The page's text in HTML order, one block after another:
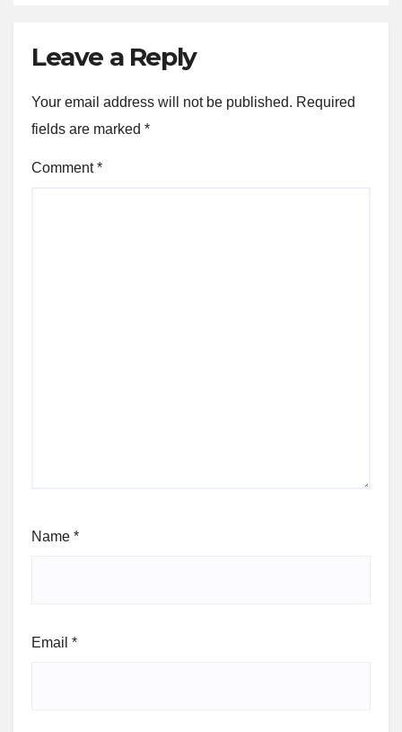
Leave a Reply
Your email address will not be published. Required
fields are marked *
Comment*
Name *
Email *